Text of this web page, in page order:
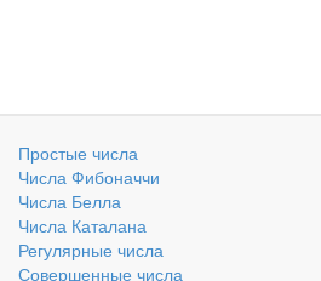
Простые числа
Числа Фибоначчи
Числа Белла
Числа Каталана
Регулярные числа
Совершенные числа